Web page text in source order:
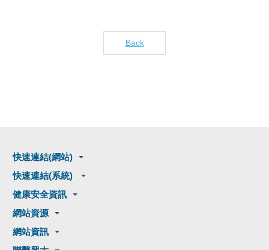
Back
快速連結(網站)
快速連結(系統)
健康安全資訊
網站資源
網站資訊